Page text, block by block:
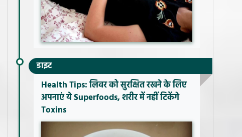
डाइट
Health Tips: लिवर को सुरक्षित रखने के लिए
अपनाएं ये Superfoods, शरीर में नहीं टिकेंगे
Toxins